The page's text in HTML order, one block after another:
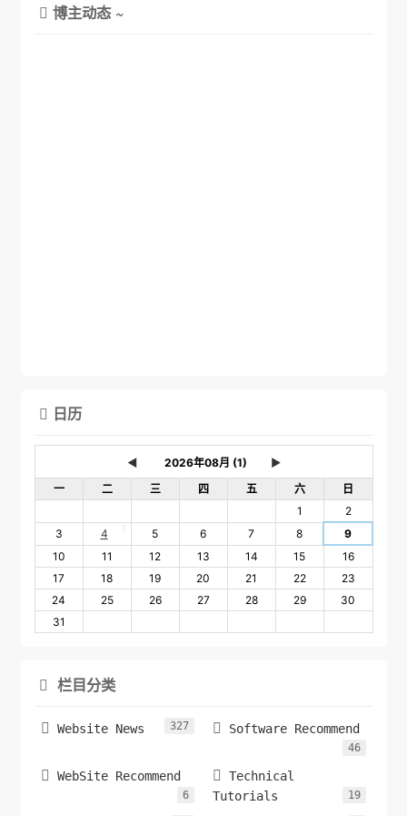
 博主动态 ~
 日历
◄
►
一
二 三 四 五 六
日
1
2
3
4 1 5 6 7 8
9
10
11 12 13 14 15
16
17
18 19 20 21 22
23
24
25 26 27 28 29
30
31
 栏目分类
 Website News 327  Software Recommend
46
 WebSite Recommend
6

Technical
Tutorials
19